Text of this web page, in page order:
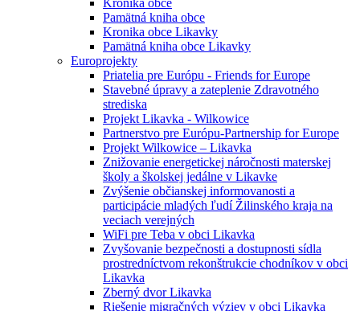
Kronika obce
Pamätná kniha obce
Kronika obce Likavky
Pamätná kniha obce Likavky
Europrojekty
Priatelia pre Európu - Friends for Europe
Stavebné úpravy a zateplenie Zdravotného
strediska
Projekt Likavka - Wilkowice
Partnerstvo pre Európu-Partnership for Europe
Projekt Wilkowice – Likavka
Znižovanie energetickej náročnosti materskej
školy a školskej jedálne v Likavke
Zvýšenie občianskej informovanosti a
participácie mladých ľudí Žilinského kraja na
veciach verejných
WiFi pre Teba v obci Likavka
Zvyšovanie bezpečnosti a dostupnosti sídla
prostredníctvom rekonštrukcie chodníkov v obci
Likavka
Zberný dvor Likavka
Riešenie migračných výziev v obci Likavka